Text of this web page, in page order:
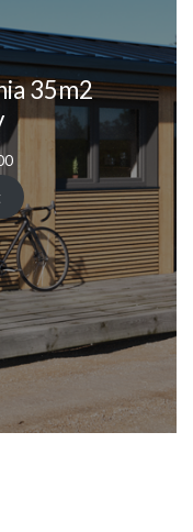
35m2
Zakres
od
zł249.00
do
zł499.00